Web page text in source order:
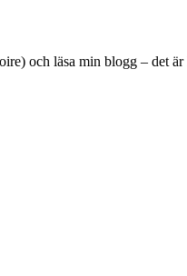
och läsa min blogg – det